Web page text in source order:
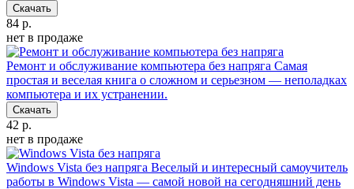
Скачать
84 р.
нет в продаже
Ремонт и обслуживание компьютера без напряга Самая
простая и веселая книга о сложном и серьезном — неполадках
компьютера и их устранении.
Скачать
42 р.
нет в продаже
Windows Vista без напряга Веселый и интересный самоучитель
работы в Windows Vista — самой новой на сегодняшний день